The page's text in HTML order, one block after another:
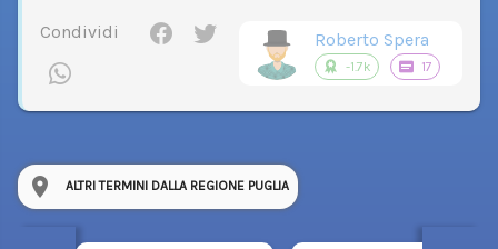
Condividi Roberto Spera
-1.7k 17
ALTRI TERMINI DALLA REGIONE PUGLIA